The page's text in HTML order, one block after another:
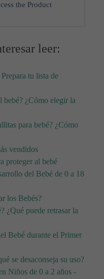
the Product
leer:
tu lista de
bebé? ¿Cómo elegir la
para bebé? ¿Cómo
vendidos
proteger al bebé
del Bebé de 0 a 18
los Bebés?
¿Qué puede retrasar la
Bebé durante el Primer
se desaconseja su uso?
Niños de 0 a 2 años -